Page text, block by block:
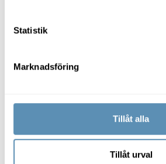
Statistik
Marknadsföring
Tillåt alla
Tillåt urval
vardagen – nytt
och kollegor kan testa nya
kopplar ihop Sverigekontoret med
Lund C.
Valen som gör skillnad för klimatet